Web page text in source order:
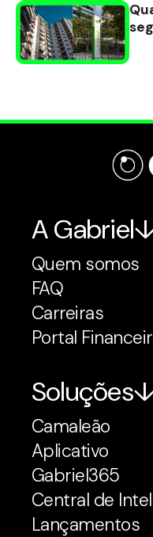
A Gabriel
Quem somos
FAQ
Carreiras
Portal
Soluções
Camaleão
Aplicativo
Gabriel365
Central de
Lançamentos